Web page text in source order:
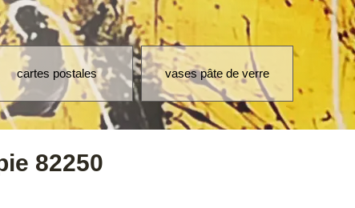
vases pâte de verre manteaux de fourrure
82250